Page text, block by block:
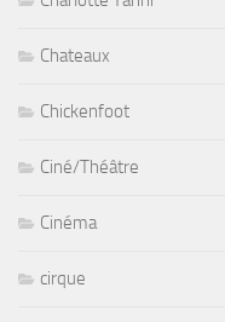
Chateaux
Chickenfoot
Ciné/Théâtre
Cinéma
cirque